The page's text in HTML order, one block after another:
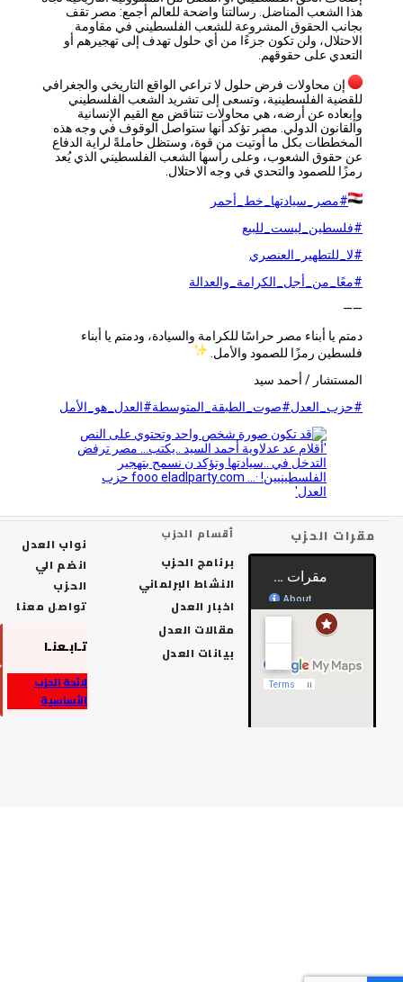
هذا الشعب المناضل. رسالتنا واضحة للعالم أجمع: مصر تقف
بجانب الحقوق المشروعة للشعب الفلسطيني في مقاومة
الاحتلال، ولن تكون جزءًا من أي حلول تهدف إلى تهجيرهم أو
التعدي على حقوقهم.
إن محاولات فرض حلول لا تراعي الواقع التاريخي والجغرافي
للقضية الفلسطينية، وتسعى إلى تشريد الشعب الفلسطيني
وإبعاده عن أرضه، هي محاولات تتناقض مع القيم الإنسانية
والقانون الدولي. مصر تؤكد أنها ستواصل الوقوف في وجه هذه
المخططات بكل ما أوتيت من قوة، وستظل حاملةً لراية الدفاع
عن حقوق الشعوب، وعلى رأسها الشعب الفلسطيني الذي يُعد
رمزًا للصمود والتحدي في وجه الاحتلال.
#مصر_سيادتها_خط_أحمر
#فلسطين_ليست_للبيع
#لا_للتطهير_العنصري
#معًا_من_أجل_الكرامة_والعدالة
دمتم يا أبناء مصر حراسًا للكرامة والسيادة، ودمتم يا أبناء
فلسطين رمزًا للصمود والأمل.
المستشار / أحمد سيد
#حزب_العدل #صوت_الطبقة_المتوسطة#العدل_هو_الأمل
الحزب أقسام الحزب
برنامج الحزب
النشاط البرلماني
اخبار العدل
مقالات العدل
بيانات العدل
نواب العدل
انضم الي
تواصل معنا
تـابـعنـا
لائحة الحزب
الأساسية